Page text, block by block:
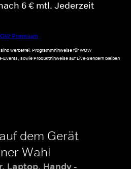
6 € mtl. Jederzeit
Premium
werbefrei. Programmhinweise für WOW
Events, sowie Produkthinweise auf Live-Sendern bleiben
dem Gerät
Wahl
Laptop, Handy -